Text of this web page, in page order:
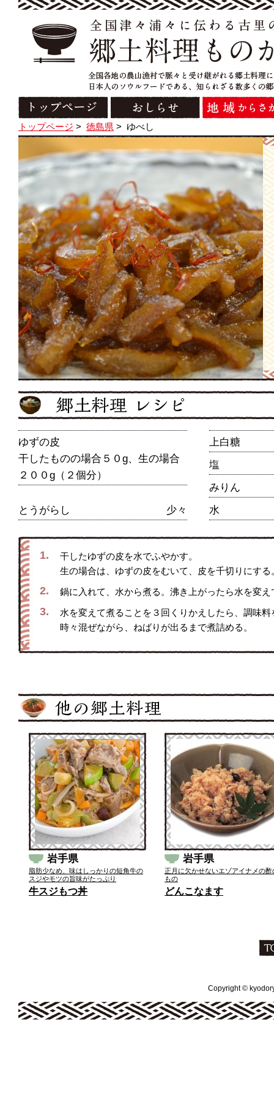
トップページ > 徳島県 > ゆべし
ゆずの皮
干したものの場合５０g、生の場合
２００g（２個分）
上白糖
塩
みりん
とうがらし
少々 水
1.
干したゆずの皮を水でふやかす。
生の場合は、ゆずの皮をむいて、皮を千切りにする
2. 鍋に入れて、水から煮る。沸き上がったら水を変
3.
水を変えて煮ることを３回くりかえしたら、調味
時々混ぜながら、ねばりが出るまで煮詰める。
岩手県
脂肪少なめ、味はしっかりの短角牛の
スジやモツの旨味がたっぷり
牛スジもつ丼
岩手県
正月に欠かせないエゾアイナメの酢
もの
どんこなます
Copyright ©